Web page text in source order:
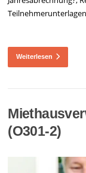
Weiterlesen
(O301-2)